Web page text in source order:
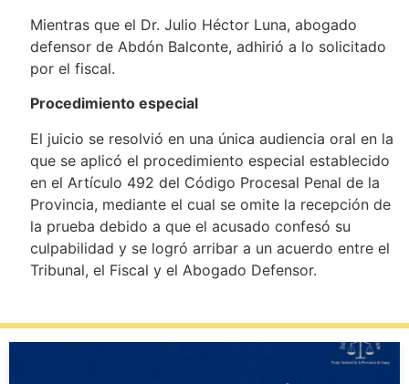
Mientras que el Dr. Julio Héctor Luna, abogado
defensor de Abdón Balconte, adhirió a lo solicitado
por el fiscal.
Procedimiento especial
El juicio se resolvió en una única audiencia oral en la
que se aplicó el procedimiento especial establecido
en el Artículo 492 del Código Procesal Penal de la
Provincia, mediante el cual se omite la recepción de
la prueba debido a que el acusado confesó su
culpabilidad y se logró arribar a un acuerdo entre el
Tribunal, el Fiscal y el Abogado Defensor.